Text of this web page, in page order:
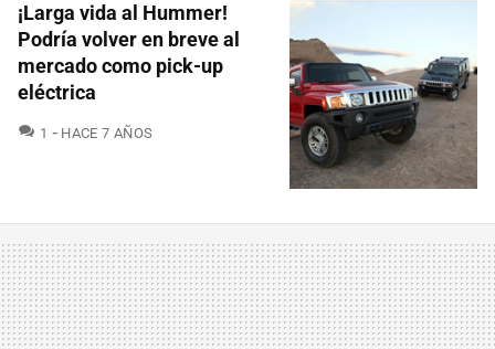
¡Larga vida al Hummer!
Podría volver en breve al
mercado como pick-up
eléctrica
1 COMENTARIOS
HACE 7 AÑOS